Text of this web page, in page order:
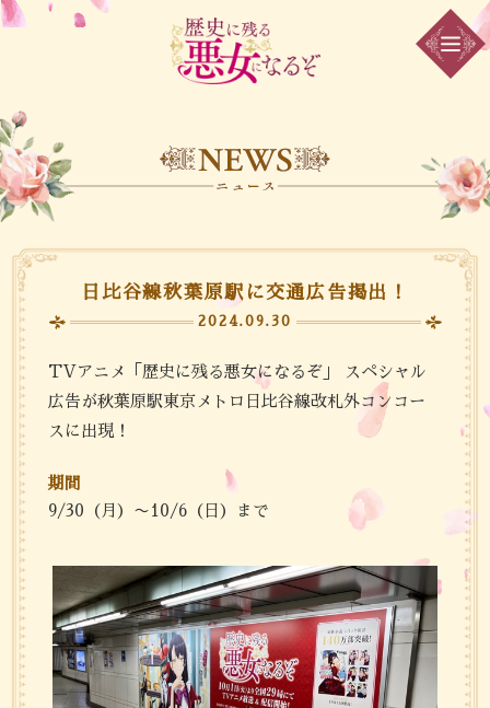
日比谷線秋葉原駅に交通広告掲出！
2024.09.30
TVアニメ「歴史に残る悪女になるぞ」 スペシャル
広告が秋葉原駅東京メトロ日比谷線改札外コンコー
スに出現！
期間
9/30（月）〜10/6（日）まで